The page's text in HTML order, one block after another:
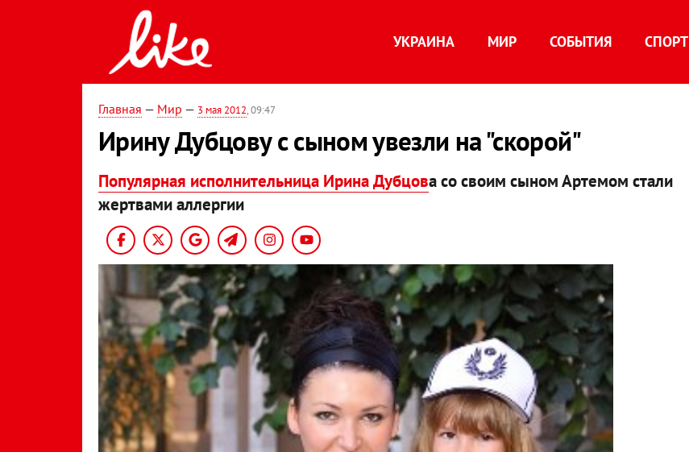
УКРАИНА МИР СОБЫТИЯ СПОРТ
Главная — Мир — 3 мая 2012, 09:47
Ирину Дубцову с сыном увезли на "скорой"
Популярная исполнительница Ирина Дубцова со своим сыном Артемом стали
жертвами аллергии